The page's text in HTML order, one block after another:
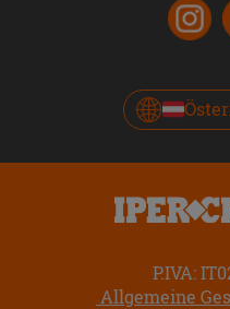
P.IVA:
Allgemeine